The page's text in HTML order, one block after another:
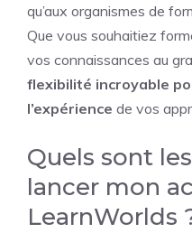
qu’aux organismes de
Que vous souhaitiez
vos connaissances au
flexibilité incroyable
l’expérience de vos
Quels sont
lancer mon
LearnWorlds